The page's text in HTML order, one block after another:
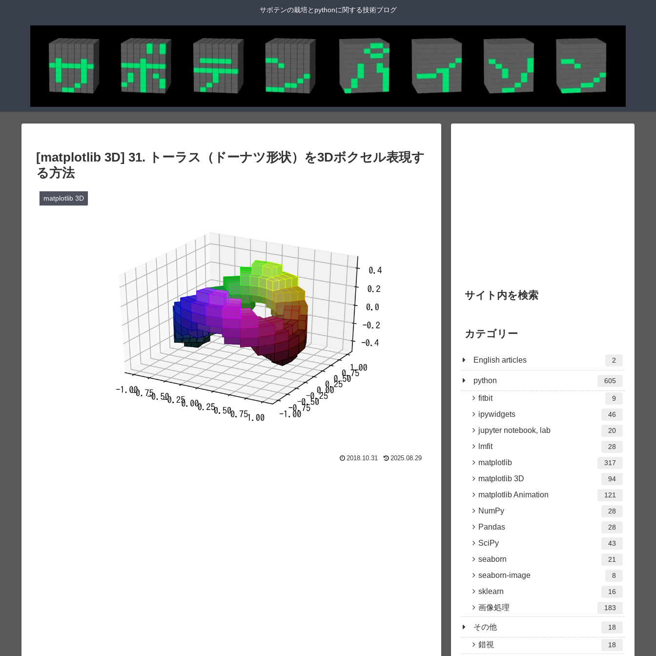
サボテンの栽培とpythonに関する技術ブログ
[matplotlib 3D] 31. トーラス（ドーナツ形状）を3Dボクセル表現す
る方法
matplotlib 3D
2018.10.31 2025.08.29
サイト内を検索
カテゴリー
English articles 2
python 605
fitbit 9
ipywidgets 46
jupyter notebook, lab 20
lmfit 28
matplotlib 317
matplotlib 3D 94
matplotlib Animation 121
NumPy 28
Pandas 28
SciPy 43
seaborn 21
seaborn-image 8
sklearn 16
画像処理 183
その他 18
錯視 18